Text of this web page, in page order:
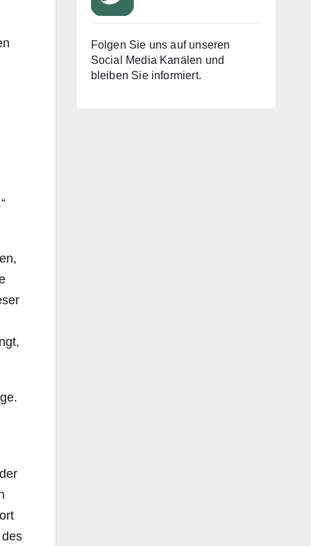
Folgen Sie uns auf unseren
Social Media Kanälen und
bleiben Sie informiert.